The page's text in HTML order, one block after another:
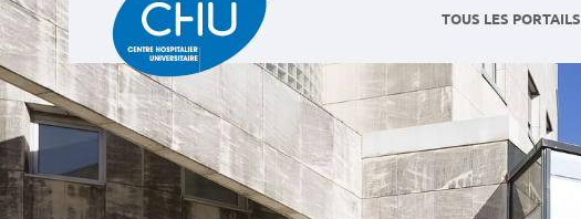
TOUS LES PORTAILS